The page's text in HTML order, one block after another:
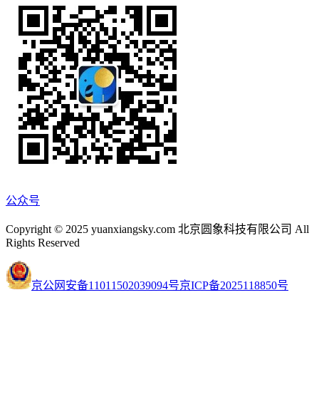
公众号
Copyright © 2025 yuanxiangsky.com 北京圆象科技有限公司 All
Rights Reserved
京公网安备11011502039094号京ICP备2025118850号